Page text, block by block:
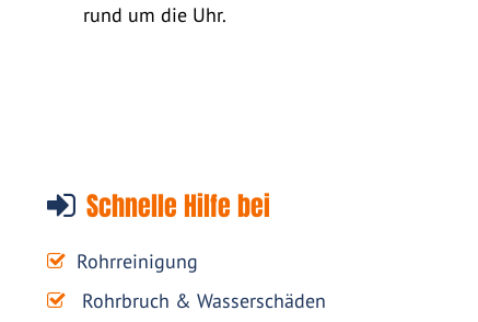
rund um die Uhr.
Schnelle Hilfe bei
Rohrreinigung
Rohrbruch & Wasserschäden